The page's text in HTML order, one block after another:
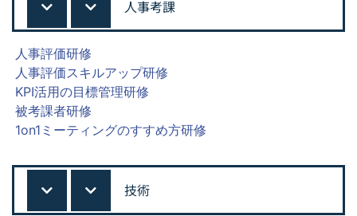
人事考課
人事評価研修
人事評価スキルアップ研修
KPI活用の目標管理研修
被考課者研修
1on1ミーティングのすすめ方研修
技術